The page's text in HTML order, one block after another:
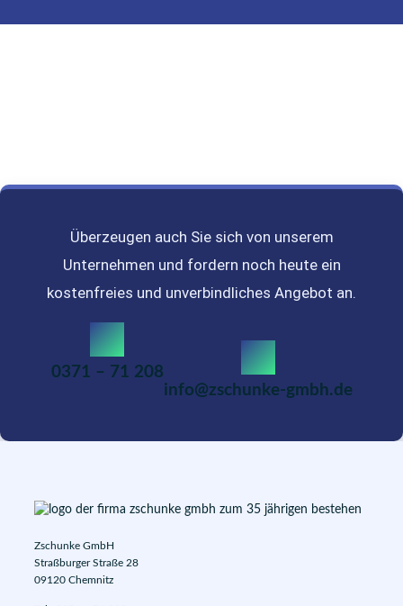
Überzeugen auch Sie sich von unserem
Unternehmen und fordern noch heute ein
kostenfreies und unverbindliches Angebot an.
0371 – 71 208
info@zschunke-gmbh.de
Zschunke GmbH
Straßburger Straße 28
09120 Chemnitz